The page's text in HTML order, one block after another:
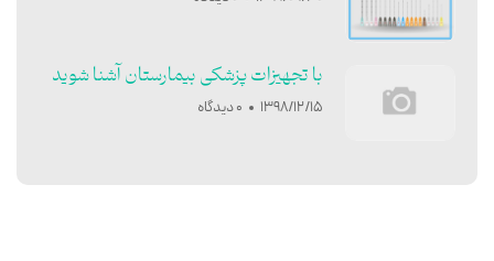
با تجهیزات پزشکی بیمارستان آشنا شوید
1398/12/15 0 دیدگاه